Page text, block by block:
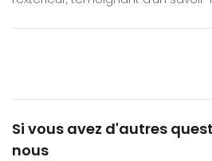
Si vous avez d'autres
nous